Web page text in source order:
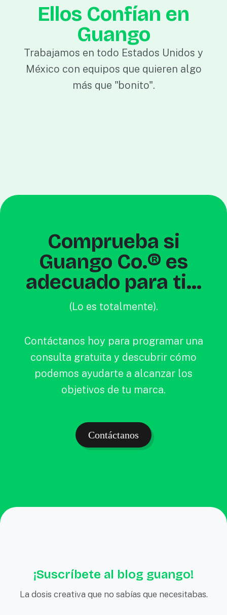
Ellos Confían en
Guango
Trabajamos en todo Estados Unidos y
México con equipos que quieren algo
más que "bonito".
Comprueba si
Guango Co.® es
adecuado para ti...
(Lo es totalmente).
Contáctanos hoy para programar una
consulta gratuita y descubrir cómo
podemos ayudarte a alcanzar los
objetivos de tu marca.
Contáctanos
¡Suscríbete al blog guango!
La dosis creativa que no sabías que necesitabas.